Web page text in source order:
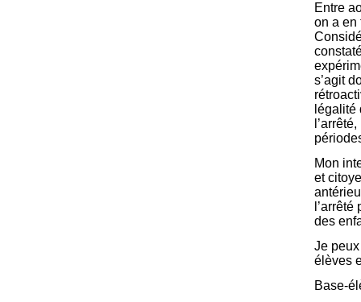
Entre
on a en
s’agit
légalité
Mon
et
des
Je
élèves
Base-